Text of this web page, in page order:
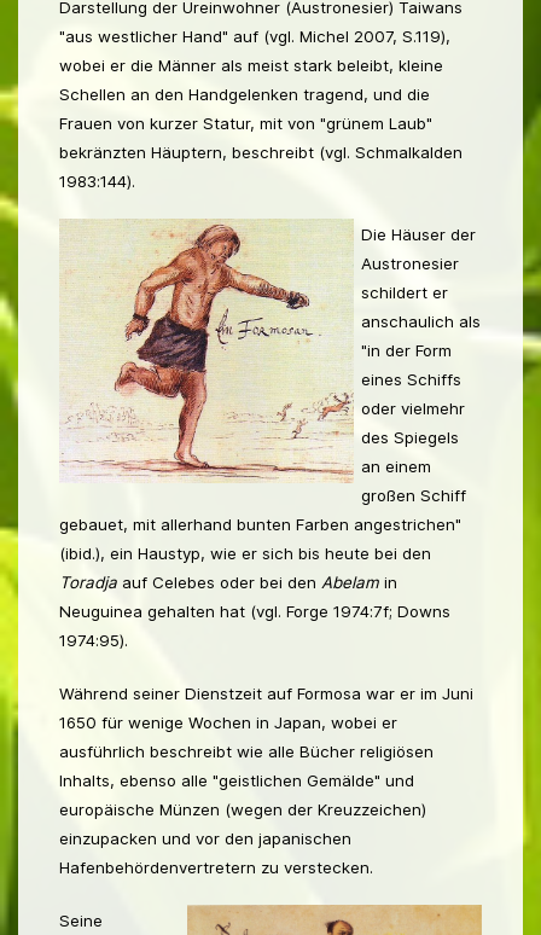
Darstellung der Ureinwohner (Austronesier) Taiwans
"aus westlicher Hand" auf (vgl. Michel 2007, S.119),
wobei er die Männer als meist stark beleibt, kleine
Schellen an den Handgelenken tragend, und die
Frauen von kurzer Statur, mit von "grünem Laub"
bekränzten Häuptern, beschreibt (vgl. Schmalkalden
1983:144).
Die Häuser der
Austronesier
schildert er
anschaulich als
"in der Form
eines Schiffs
oder vielmehr
des Spiegels
an einem
großen Schiff
gebauet, mit allerhand bunten Farben angestrichen"
(ibid.), ein Haustyp, wie er sich bis heute bei den
Toradja auf Celebes oder bei den Abelam in
Neuguinea gehalten hat (vgl. Forge 1974:7f; Downs
1974:95).
Während seiner Dienstzeit auf Formosa war er im Juni
1650 für wenige Wochen in Japan, wobei er
ausführlich beschreibt wie alle Bücher religiösen
Inhalts, ebenso alle "geistlichen Gemälde" und
europäische Münzen (wegen der Kreuzzeichen)
einzupacken und vor den japanischen
Hafenbehördenvertretern zu verstecken.
Seine